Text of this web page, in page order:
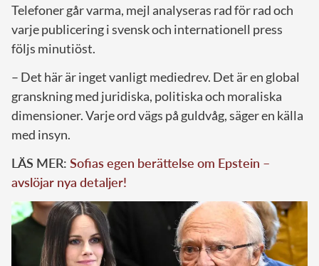
Telefoner går varma, mejl analyseras rad för rad och
varje publicering i svensk och internationell press
följs minutiöst.
– Det här är inget vanligt mediedrev. Det är en global
granskning med juridiska, politiska och moraliska
dimensioner. Varje ord vägs på guldvåg, säger en källa
med insyn.
LÄS MER: Sofias egen berättelse om Epstein –
avslöjar nya detaljer!